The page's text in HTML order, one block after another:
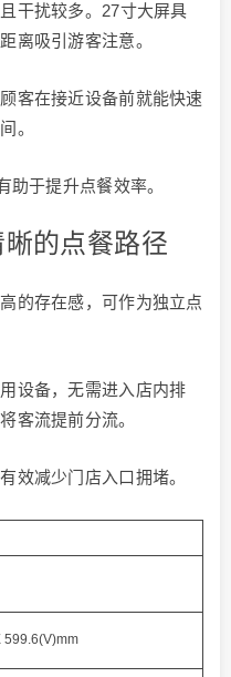
干扰较多。27寸大屏具
离吸引游客注意。
客在接近设备前就能快速
。
助于提升点餐效率。
的点餐路径
的存在感，可作为独立点
设备，无需进入店内排
客流提前分流。
效减少门店入口拥堵。
599.6(V)mm